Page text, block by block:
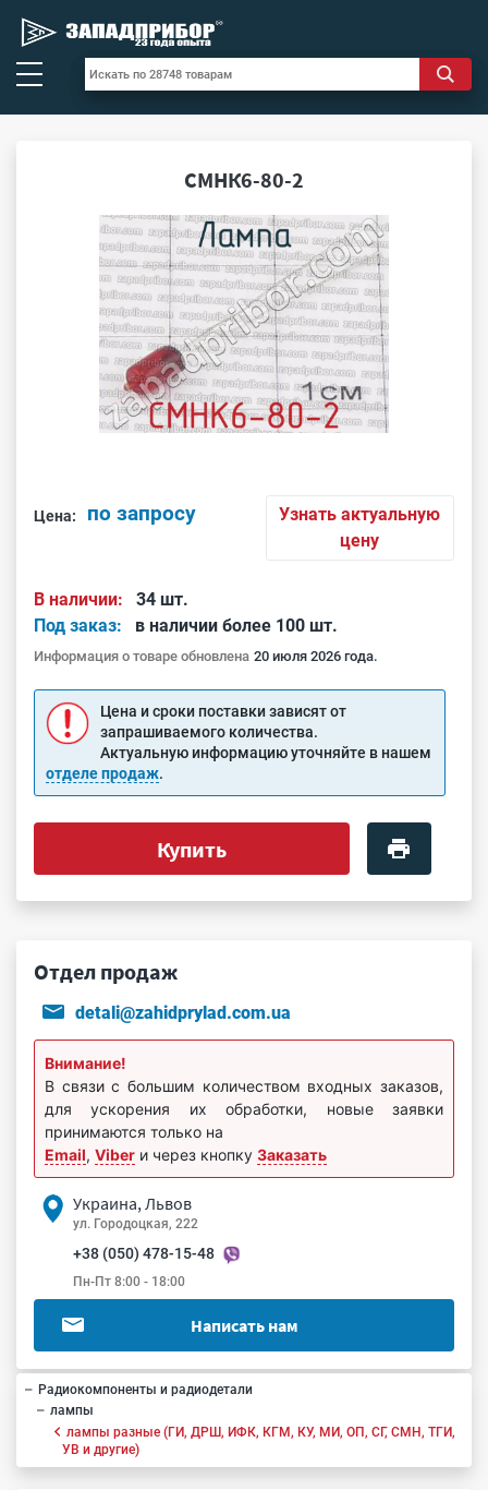
СМНК6-80-2
Цена: по запросу
Узнать актуальную
цену
В наличии:
34 шт.
Под заказ:
в наличии более 100 шт.
Информация о товаре обновлена 20 июля 2026 года.
Цена и сроки поставки зависят от
запрашиваемого количества.
Актуальную информацию уточняйте в нашем
отделе продаж.
Купить
Отдел продаж
detali@zahidprylad.com.ua
Внимание!
В связи с большим количеством входных заказов,
для ускорения их обработки, новые заявки
принимаются только на
Email, Viber и через кнопку Заказать
Украина, Львов
ул. Городоцкая, 222
+38 (050) 478-15-48
Пн-Пт 8:00 - 18:00
Написать нам
Радиокомпоненты и радиодетали
лампы
лампы разные (ГИ, ДРШ, ИФК, КГМ, КУ, МИ, ОП, СГ, СМН, ТГИ,
УВ и другие)